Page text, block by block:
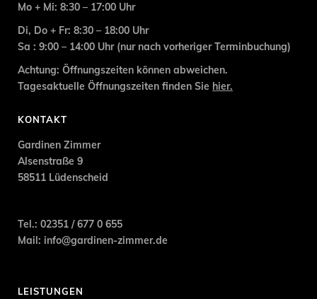
Mo + Mi: 8:30 – 17:00 Uhr
Di, Do + Fr: 8:30 – 18:00 Uhr
Sa : 9:00 – 14:00 Uhr (nur nach vorherigerTerminbuchung)
Achtung: Öffnungszeiten können abweichen.
Tagesaktuelle Öffnungszeiten finden Sie hier.
KONTAKT
Gardinen Zimmer
Alsenstraße 9
58511 Lüdenscheid
Tel.: 02351 / 677 0 655
Mail: info@gardinen-zimmer.de
LEISTUNGEN